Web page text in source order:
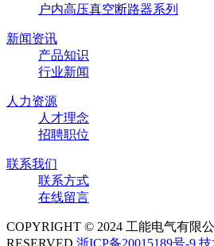
户内高压真空断路器系列
新闻资讯
产品知识
行业新闻
人力资源
人才理念
招聘职位
联系我们
联系方式
在线留言
COPYRIGHT © 2024 工能电气有限
RESERVED 浙ICP备20015189号-9 技